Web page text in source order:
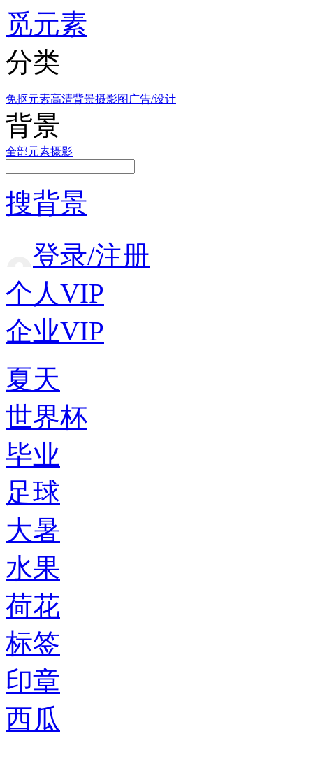
觅元素
分类
免抠元素高清背景摄影图 广告/设计
背景
全部元素摄影
搜背景
登录/注册
个人VIP
企业VIP
夏天
世界杯
毕业
足球
大暑
水果
荷花
标签
印章
西瓜